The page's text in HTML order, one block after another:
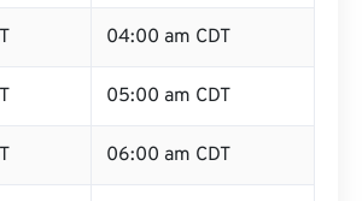
04:00 am CDT
05:00 am CDT
06:00 am CDT